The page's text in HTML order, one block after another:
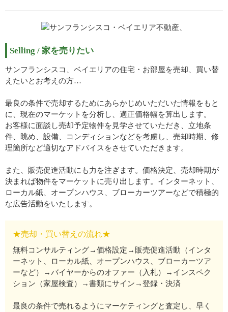
Selling / 家を売りたい
サンフランシスコ、ベイエリアの住宅・お部屋を売却、買い替
えたいとお考えの方…
最良の条件で売却するためにあらかじめいただいた情報をもと
に、現在のマーケットを分析し、適正価格幅を算出します。
お客様に面談し売却予定物件を見学させていただき、立地条
件、眺め、設備、コンディションなどを考慮し、売却時期、修
理箇所など適切なアドバイスをさせていただきます。
また、販売促進活動にも力を注ぎます。価格決定、売却時期が
決まれば物件をマーケットに売り出します。インターネット、
ローカル紙、オープンハウス、ブローカーツアーなどで積極的
な広告活動をいたします。
★売却・買い替えの流れ★
無料コンサルティング→価格設定→販売促進活動（インタ
ーネット、ローカル紙、オープンハウス、ブローカーツア
ーなど）→バイヤーからのオファー（入札）→インスペク
ション（家屋検査）→書類にサイン→登録・決済
最良の条件で売れるようにマーケティングと査定し、早く